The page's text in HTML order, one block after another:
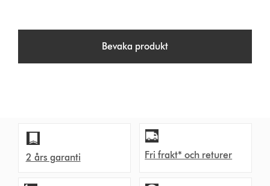
Bevaka produkt
2 års garanti Fri frakt* och returer